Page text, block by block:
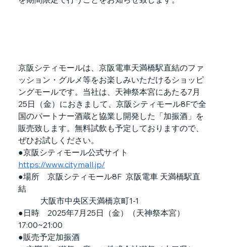
京阪シティモールは、京阪電車天満橋駅直結のファ
ッション・グルメ等をお楽しみいただけるショッピ
ングモールです。当社は、天神祭本宮にあたる7月
25日（金）におきまして、京阪シティモール8Fで全
国のパートナー酒蔵と協業し開発した「加振酒」を
販売致します。無料試飲も予定しておりますので、
ぜひお試しください。
●京阪シティモール公式サイト
https://www.citymall.jp/
●場所　京阪シティモール8F  京阪電車 天満橋駅直
結
大阪市中央区天満橋京町1-1
●日時　2025年7月25日（金）（天神祭本宮）
17:00~21:00
●販売予定加振酒